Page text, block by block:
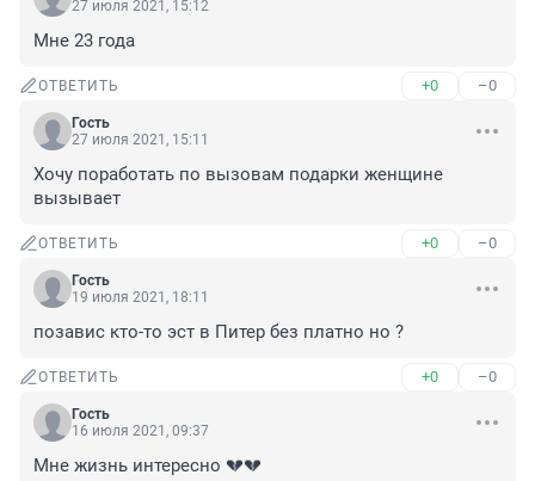
27 июля 2021, 15:12
Мне 23 года
ОТВЕТИТЬ +0 –0
Гость
27 июля 2021, 15:11
Хочу поработать по вызовам подарки женщине
вызывает
ОТВЕТИТЬ +0 –0
Гость
19 июля 2021, 18:11
позавис кто-то эст в Питер без платно но ?
ОТВЕТИТЬ +0 –0
Гость
16 июля 2021, 09:37
Мне жизнь интересно 💔💔